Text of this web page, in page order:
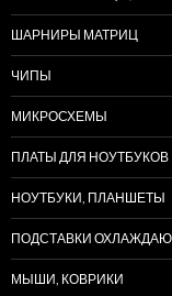
ШАРНИРЫ МАТРИЦ
ЧИПЫ
МИКРОСХЕМЫ
ПЛАТЫ ДЛЯ НОУТБУКОВ
НОУТБУКИ, ПЛАНШЕТЫ
ПОДСТАВКИ
МЫШИ, КОВРИКИ